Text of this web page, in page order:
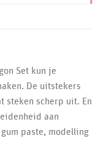
Set kun je
De uitstekers
steken scherp uit. En
aan
paste, modelling